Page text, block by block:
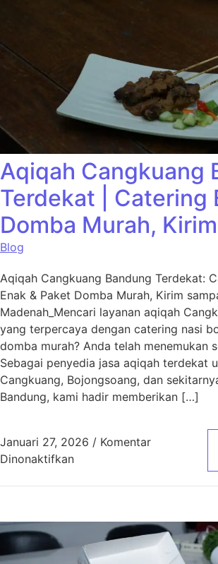
Aqiqah Cangkuang
Terdekat | Catering
Domba Murah,
Blog
Aqiqah Cangkuang Bandung Terdekat:
Enak & Paket Domba Murah, Kirim
Madenah_Mencari layanan aqiqah
yang terpercaya dengan catering nasi
domba murah? Anda telah menemukan
Sebagai penyedia jasa aqiqah terdekat
Cangkuang, Bojongsoang, dan
Bandung, kami hadir memberikan […]
Januari 27, 2026 / Komentar
Dinonaktifkanpada Aqiqah Cangkuang